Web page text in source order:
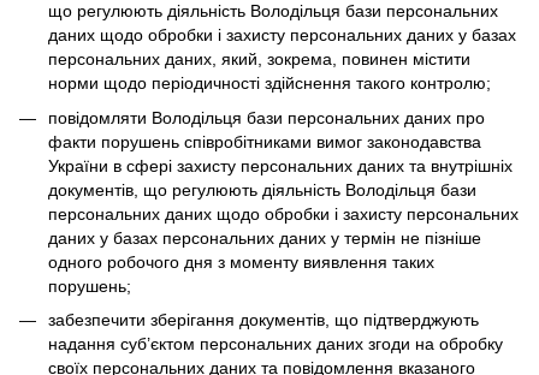
що регулюють діяльність Володільця бази персональних
даних щодо обробки і захисту персональних даних у базах
персональних даних, який, зокрема, повинен містити
норми щодо періодичності здійснення такого контролю;
повідомляти Володільця бази персональних даних про
факти порушень співробітниками вимог законодавства
України в сфері захисту персональних даних та внутрішніх
документів, що регулюють діяльність Володільця бази
персональних даних щодо обробки і захисту персональних
даних у базах персональних даних у термін не пізніше
одного робочого дня з моменту виявлення таких
порушень;
забезпечити зберігання документів, що підтверджують
надання суб’єктом персональних даних згоди на обробку
своїх персональних даних та повідомлення вказаного